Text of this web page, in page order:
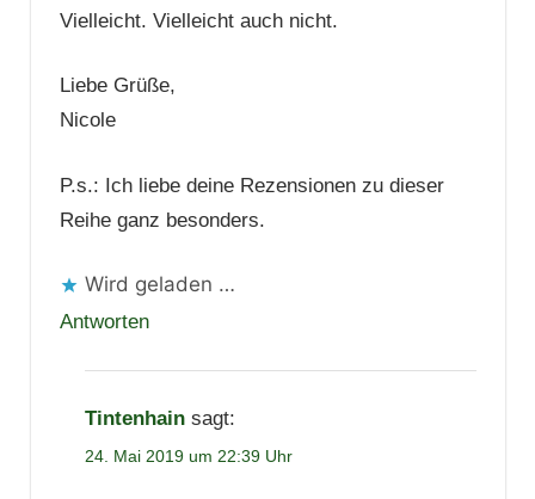
Vielleicht. Vielleicht auch nicht.
Liebe Grüße,
Nicole
P.s.: Ich liebe deine Rezensionen zu dieser
Reihe ganz besonders.
Wird geladen …
Antworten
Tintenhain sagt:
24. Mai 2019 um 22:39 Uhr